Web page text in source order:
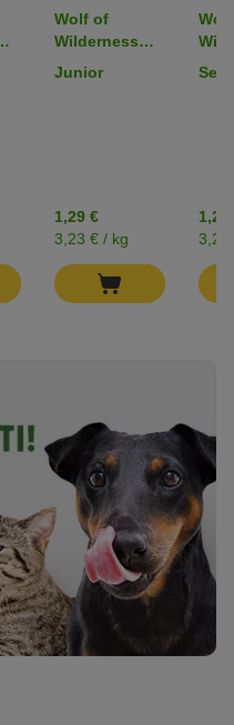
Wolf of
Wilderness
Junior
Junior
1,29 €
3,23 € / kg
1,29
3,23